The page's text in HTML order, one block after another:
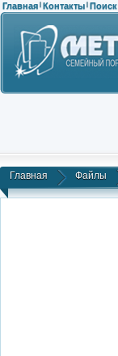
Главная | Контакты | Поиск
Главная Файлы